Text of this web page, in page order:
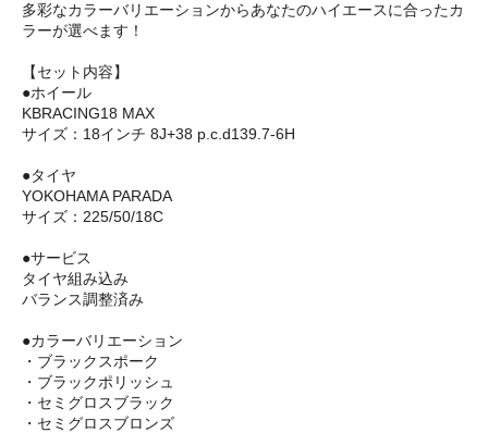
多彩なカラーバリエーションからあなたのハイエースに合ったカ
ラーが選べます！
【セット内容】
●ホイール
KBRACING18 MAX
サイズ：18インチ 8J+38 p.c.d139.7-6H
●タイヤ
YOKOHAMA PARADA
サイズ：225/50/18C
●サービス
タイヤ組み込み
バランス調整済み
●カラーバリエーション
・ブラックスポーク
・ブラックポリッシュ
・セミグロスブラック
・セミグロスブロンズ